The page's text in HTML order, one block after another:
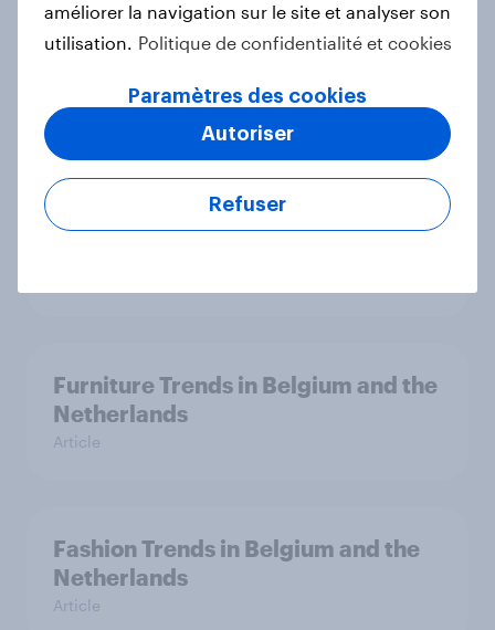
Le Live Shopping en France : encore
discret mais ultra-performant
Rapport
Forever young? anti-aging report
Furniture Trends in Belgium and the
Netherlands
Article
Fashion Trends in Belgium and the
Netherlands
Article
améliorer la navigation sur le site et analyser son
utilisation. Politique de confidentialité et cookies
Paramètres des cookies
Refuser
Autoriser